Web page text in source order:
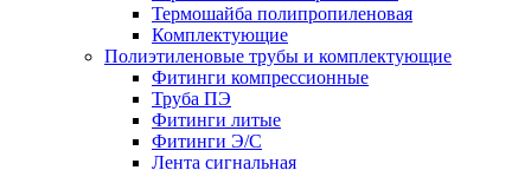
Термошайба полипропиленовая
Комплектующие
Полиэтиленовые трубы и комплектующие
Фитинги компрессионные
Труба ПЭ
Фитинги литые
Фитинги Э/С
Лента сигнальная